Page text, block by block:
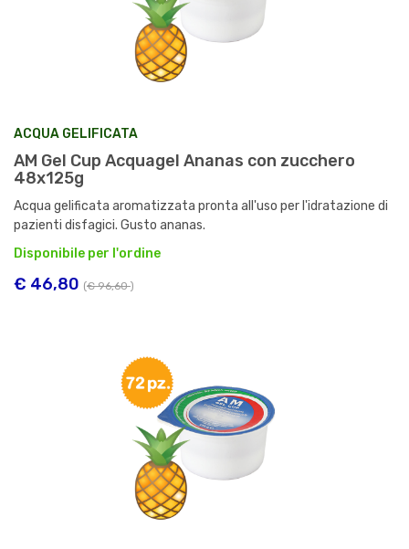
ACQUA GELIFICATA
AM Gel Cup Acquagel Ananas con zucchero
48x125g
Acqua gelificata aromatizzata pronta all'uso per l'idratazione di
pazienti disfagici. Gusto ananas.
Disponibile per l'ordine
€ 46,80 (€ 96,60)